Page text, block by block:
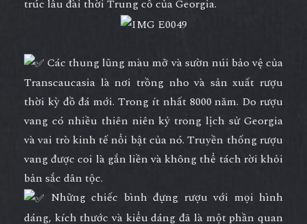
trúc lâu đài thời Trung cổ của Georgia.
Các thung lũng màu mỡ và sườn núi bảo vệ của
Transcaucasia là nơi trồng nho và sản xuất rượu
thời kỳ đồ đá mới. Trong ít nhất 8000 năm. Do rượu
vang có nhiều thiên niên kỷ trong lịch sử Georgia
và vai trò kinh tế nổi bật của nó. Truyền thống rượu
vang được coi là gắn liền và không thể tách rời khỏi
bản sắc dân tộc.
Những chiếc bình đựng rượu với mọi hình
dáng, kích thước và kiểu dáng đã là một phần quan